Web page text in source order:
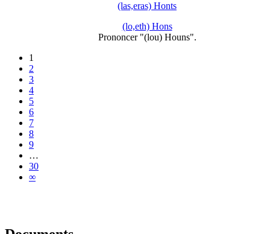
(las,eras) Honts
(lo,eth) Hons
Prononcer "(lou) Houns".
1
2
3
4
5
6
7
8
9
…
30
∞